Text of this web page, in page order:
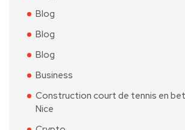
Blog
Blog
Blog
Business
Construction court de tennis en
Nice